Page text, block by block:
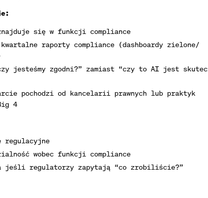
się w funkcji compliance
kwartalne raporty compliance (dashboardy zielone/
jesteśmy zgodni?” zamiast “czy to AI jest
pochodzi od kancelarii prawnych lub praktyk
4
regulacyjne
wobec funkcji compliance
jeśli regulatorzy zapytają “co zrobiliście?”